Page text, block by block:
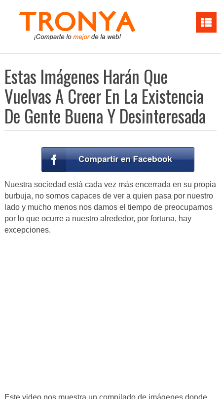
Estas Imágenes Harán Que
Vuelvas A Creer En La Existencia
De Gente Buena Y Desinteresada
Nuestra sociedad está cada vez más encerrada en su propia
burbuja, no somos capaces de ver a quien pasa por nuestro
lado y mucho menos nos damos el tiempo de preocuparnos
por lo que ocurre a nuestro alrededor, por fortuna, hay
excepciones.